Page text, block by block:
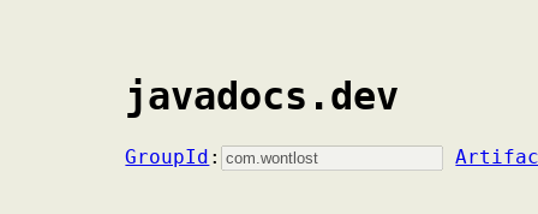
javadocs.dev
GroupId :